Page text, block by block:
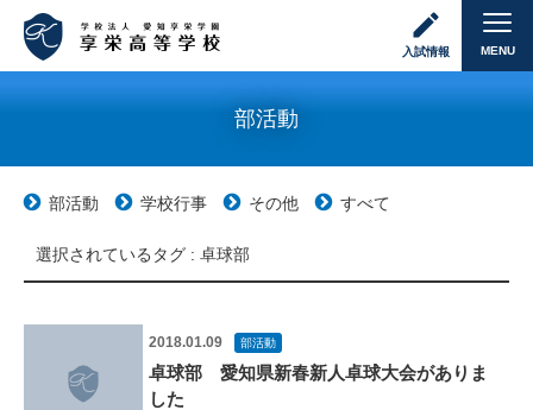
入試情報 MENU
部活動
部活動 学校行事 その他 すべて
選択されているタグ : 卓球部
2018.01.09 部活動
卓球部 愛知県新春新人卓球大会がありま
した